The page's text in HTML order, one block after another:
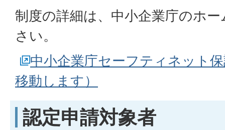
制度の詳細は、中小企業庁のホ
さい。
中小企業庁セーフティネット
移動します）
認定申請対象者